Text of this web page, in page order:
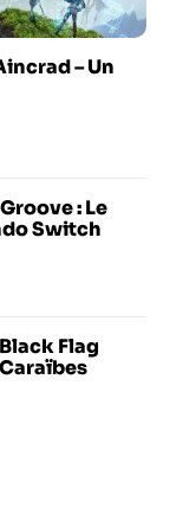
– Un
: Le
Switch
Flag